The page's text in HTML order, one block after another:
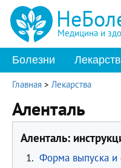
Медицина и
Болезни
Главная > Лекарства
Аленталь
Аленталь:
1. Форма выпуска и